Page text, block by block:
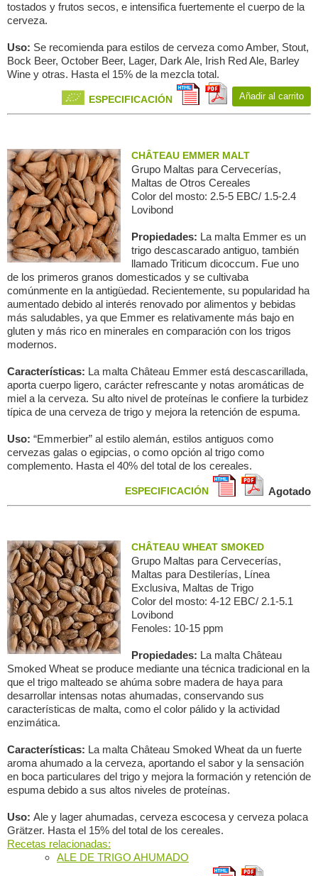
tostados y frutos secos, e intensifica fuertemente el cuerpo de la
cerveza.
Uso: Se recomienda para estilos de cerveza como Amber, Stout,
Bock Beer, October Beer, Lager, Dark Ale, Irish Red Ale, Barley
Wine y otras. Hasta el 15% de la mezcla total.
ESPECIFICACIÓN Añadir al carrito
CHÂTEAU EMMER MALT
Grupo Maltas para Сervecerías,
Maltas de Otros Cereales
Color del mosto: 2.5-5 EBC/ 1.5-2.4
Lovibond
Propiedades: La malta Emmer es un
trigo descascarado antiguo, también
llamado Triticum dicoccum. Fue uno
de los primeros granos domesticados y se cultivaba
comúnmente en la antigüedad. Recientemente, su popularidad ha
aumentado debido al interés renovado por alimentos y bebidas
más saludables, ya que Emmer es relativamente más bajo en
gluten y más rico en minerales en comparación con los trigos
modernos.
Características: La malta Château Emmer está descascarillada,
aporta cuerpo ligero, carácter refrescante y notas aromáticas de
miel a la cerveza. Su alto nivel de proteínas le confiere la turbidez
típica de una cerveza de trigo y mejora la retención de espuma.
Uso: “Emmerbier” al estilo alemán, estilos antiguos como
cervezas galas o egipcias, o como opción al trigo como
complemento. Hasta el 40% del total de los cereales.
ESPECIFICACIÓN Agotado
CHÂTEAU WHEAT SMOKED
Grupo Maltas para Сervecerías,
Maltas para Destilerías, Línea
Exclusiva, Maltas de Trigo
Color del mosto: 4-12 EBC/ 2.1-5.1
Lovibond
Fenoles: 10-15 ppm
Propiedades: La malta Château
Smoked Wheat se produce mediante una técnica tradicional en la
que el trigo malteado se ahúma sobre madera de haya para
desarrollar intensas notas ahumadas, conservando sus
características de malta, como el color pálido y la actividad
enzimática.
Características: La malta Château Smoked Wheat da un fuerte
aroma ahumado a la cerveza, aportando el sabor y la sensación
en boca particulares del trigo y mejora la formación y retención de
espuma debido a sus altos niveles de proteínas.
Uso: Ale y lager ahumadas, cerveza escocesa y cerveza polaca
Grätzer. Hasta el 15% del total de los cereales.
Recetas relacionadas:
ALE DE TRIGO AHUMADO